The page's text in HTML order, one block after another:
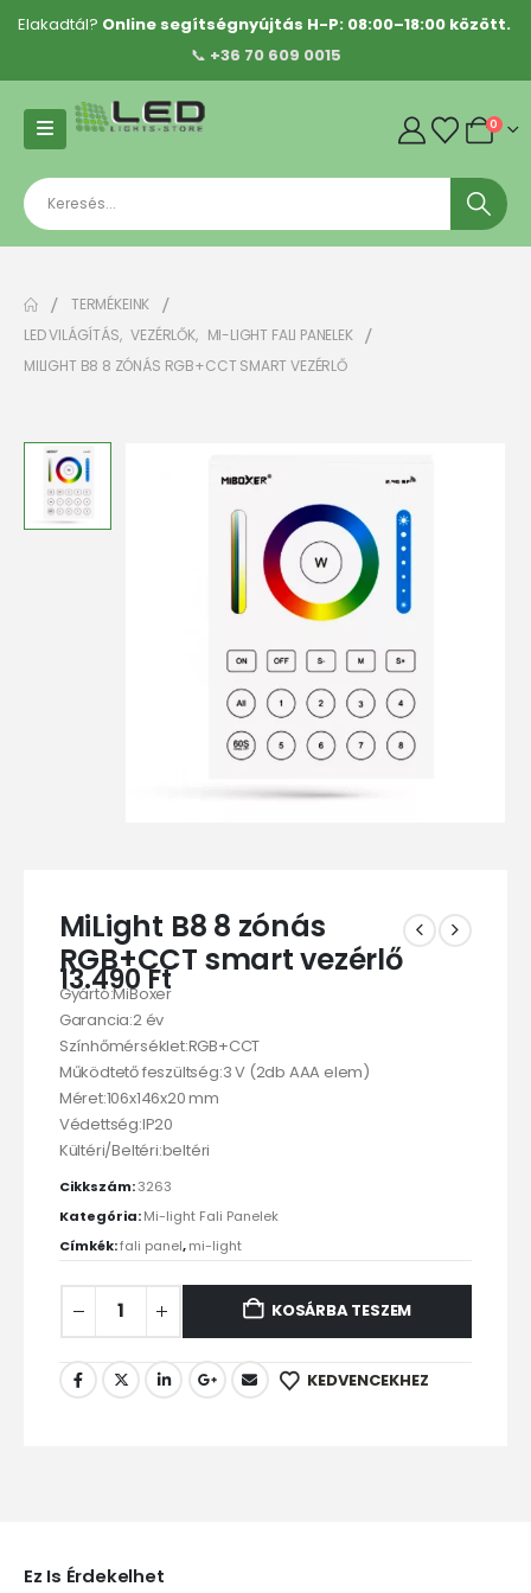
Elakadtál? Online segítségnyújtás H-P: 08:00–18:00 között.
📞 +36 70 609 0015
0
TERMÉKEINK
LED VILÁGÍTÁS, VEZÉRLŐK, MI-LIGHT FALI PANELEK
MILIGHT B8 8 ZÓNÁS RGB+CCT SMART VEZÉRLŐ
MiLight B8 8 zónás
RGB+CCT smart vezérlő
13.490Ft
Gyártó:MiBoxer
Garancia:2 év
Színhőmérséklet:RGB+CCT
Működtető feszültség:3 V (2db AAA elem)
Méret:106x146x20 mm
Védettség:IP20
Kültéri/Beltéri:beltéri
Cikkszám:3263
Kategória:Mi-light Fali Panelek
Címkék:fali panel,mi-light
KOSÁRBA TESZEM
KEDVENCEKHEZ
Ez Is Érdekelhet